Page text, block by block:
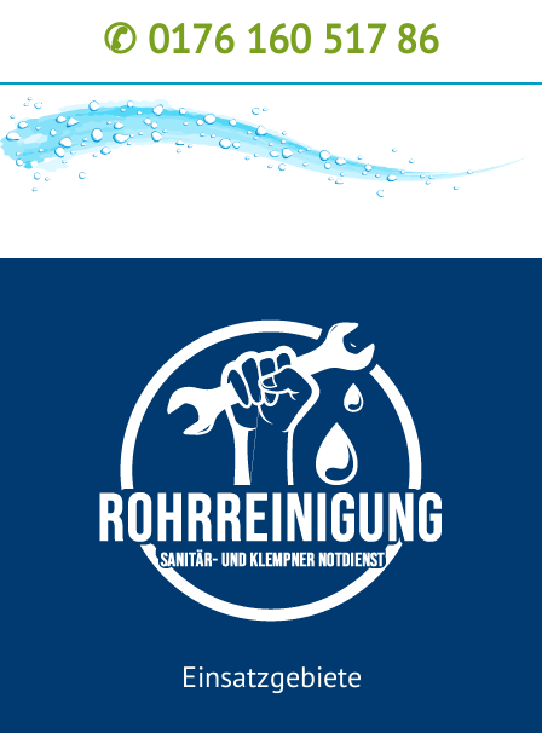
✆ 0176 160 517 86
Einsatzgebiete